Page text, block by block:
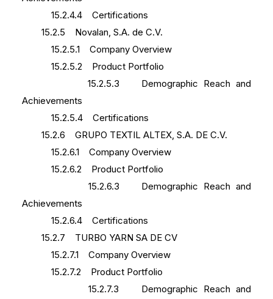
15.2.4.4 Certifications
15.2.5 Novalan, S.A. de C.V.
15.2.5.1 Company Overview
15.2.5.2 Product Portfolio
15.2.5.3 Demographic Reach and
Achievements
15.2.5.4 Certifications
15.2.6 GRUPO TEXTIL ALTEX, S.A. DE C.V.
15.2.6.1 Company Overview
15.2.6.2 Product Portfolio
15.2.6.3 Demographic Reach and
Achievements
15.2.6.4 Certifications
15.2.7 TURBO YARN SA DE CV
15.2.7.1 Company Overview
15.2.7.2 Product Portfolio
15.2.7.3 Demographic Reach and